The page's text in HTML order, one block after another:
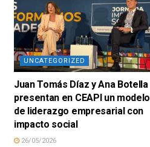
UNCATEGORIZED
Juan Tomás Díaz y Ana Botella
presentan en CEAPI un modelo
de liderazgo empresarial con
impacto social
26/05/2026